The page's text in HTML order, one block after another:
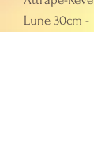
Lune 30cm -